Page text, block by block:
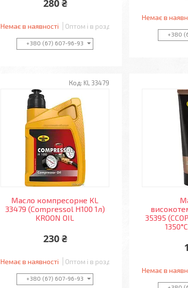
280 ₴
Немає в наявності Оптом і в роздріб
+380 (67) 607-96-93
Немає в
+380
KL 33479
Масло компресорне KL
33479 (Compressol H100 1л)
KROON OIL
230 ₴
Немає в наявності Оптом і в роздріб
+380 (67) 607-96-93
35395
Немає в